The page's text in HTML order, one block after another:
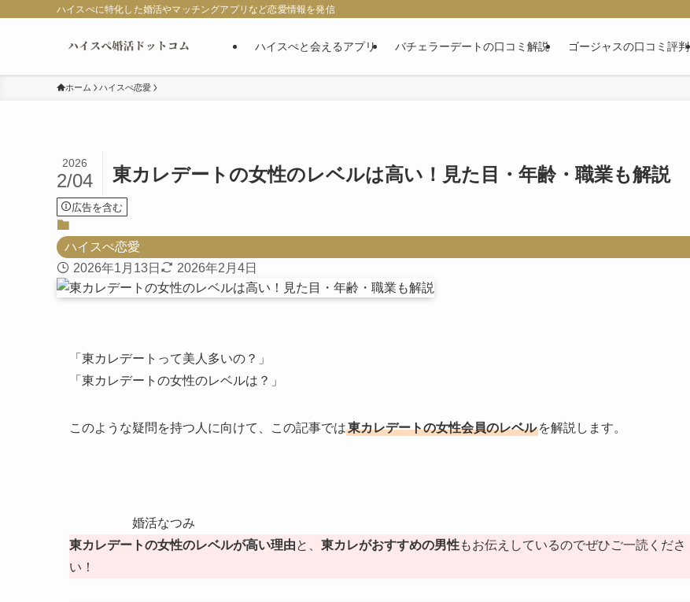
ハイスぺに特化した婚活やマッチングアプリなど恋愛情報を発信
ハイスぺと会えるアプリ バチェラーデートの口コミ解説 ゴージャスの口コミ評判
ホーム ハイスぺ恋愛
東カレデートの女性のレベルは高い！見た目・年齢・職業も解説
2026
2/04
広告を含む
ハイスぺ恋愛
2026年1月13日
2026年2月4日
「東カレデートって美人多いの？」
「東カレデートの女性のレベルは？」
このような疑問を持つ人に向けて、この記事では東カレデートの女性会員のレベル を解説します。
婚活なつみ
東カレデートの女性のレベルが高い理由と、 東カレがおすすめの男性もお伝えしているのでぜひご一読くださ
い！